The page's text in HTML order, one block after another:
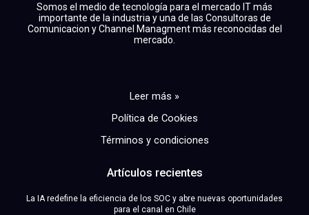
Somos el medio de tecnología para el mercado IT más
importante de la industria y una de las Consultoras de
Comunicacion y Channel Managment más reconocidas del
mercado.
Leer más »
Política de Cookies
Términos y condiciones
Artículos recientes
La IA redefine la eficiencia de los SOC y abre nuevas oportunidades
para el canal en Chile